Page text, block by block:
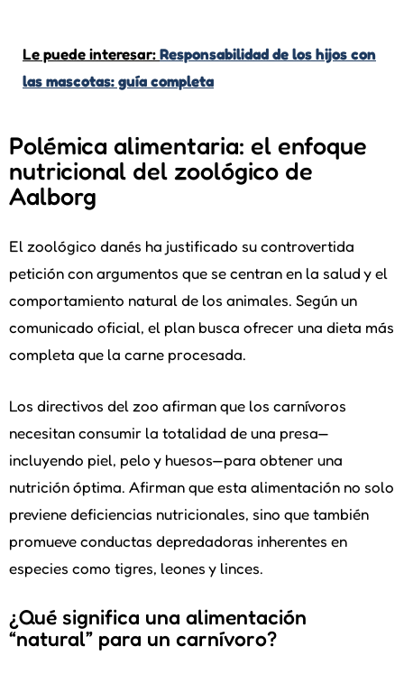
Le puede interesar:Responsabilidad de los hijos con
las mascotas: guía completa
Polémica alimentaria: el enfoque
nutricional del zoológico de
Aalborg
El zoológico danés ha justificado su controvertida
petición con argumentos que se centran en la salud y el
comportamiento natural de los animales. Según un
comunicado oficial, el plan busca ofrecer una dieta más
completa que la carne procesada.
Los directivos del zoo afirman que los carnívoros
necesitan consumir la totalidad de una presa—
incluyendo piel, pelo y huesos—para obtener una
nutrición óptima. Afirman que esta alimentación no solo
previene deficiencias nutricionales, sino que también
promueve conductas depredadoras inherentes en
especies como tigres, leones y linces.
¿Qué significa una alimentación
“natural” para un carnívoro?